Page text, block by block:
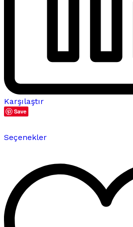
Karşılaştır
Save
Seçeneklerürünün
varyasyonu
var.
Seçenekler